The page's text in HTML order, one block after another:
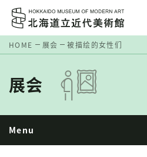
HOME 展会 被描绘的女性们
展会
Menu